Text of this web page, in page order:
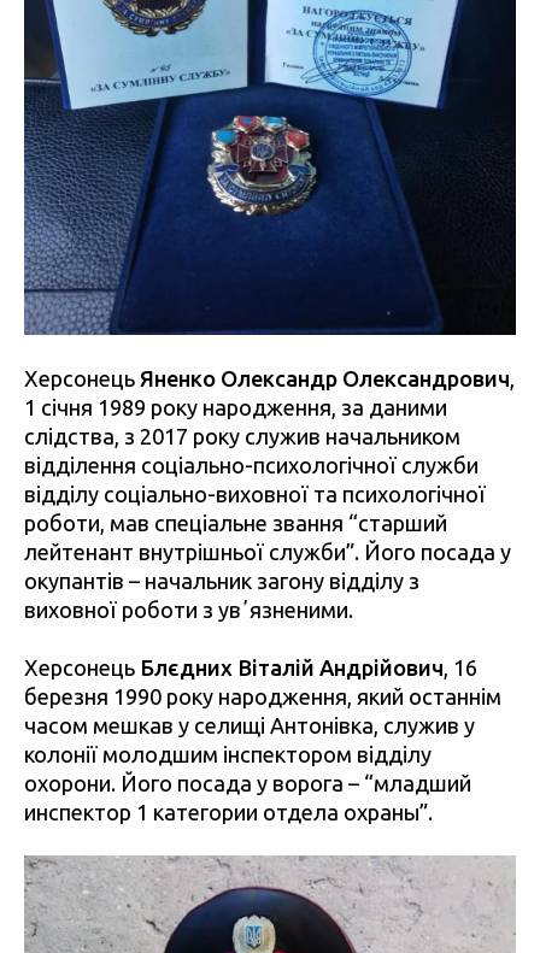
Херсонець Яненко Олександр Олександрович,
1 січня 1989 року народження, за даними
слідства, з 2017 року служив начальником
відділення соціально-психологічної служби
відділу соціально-виховної та психологічної
роботи, мав спеціальне звання “старший
лейтенант внутрішньої служби”. Його посада у
окупантів – начальник загону відділу з
виховної роботи з увʼязненими.
Херсонець Блєдних Віталій Андрійович, 16
березня 1990 року народження, який останнім
часом мешкав у селищі Антонівка, служив у
колонії молодшим інспектором відділу
охорони. Його посада у ворога – “младший
инспектор 1 категории отдела охраны”.